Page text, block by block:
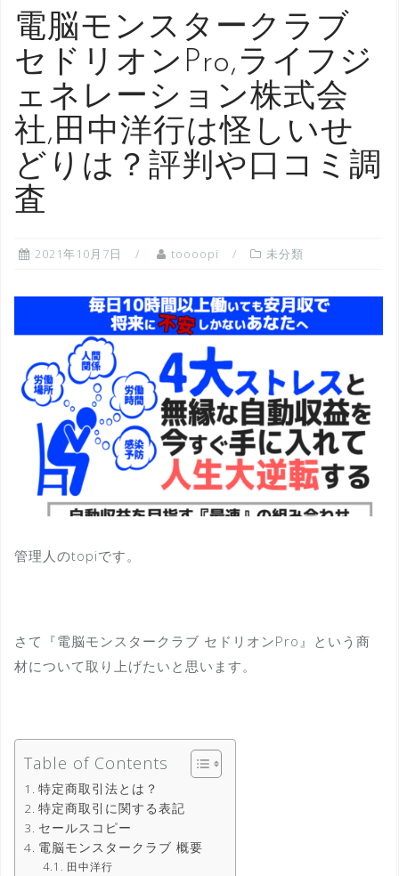
電脳モンスタークラブ
セドリオンPro,ライフジ
ェネレーション株式会
社,田中洋行は怪しいせ
どりは？評判や口コミ調
査
2021年10月7日 toooopi 未分類
管理人のtopiです。
さて『電脳モンスタークラブ セドリオンPro』という商
材について取り上げたいと思います。
Table of Contents
特定商取引法とは？
特定商取引に関する表記
セールスコピー
電脳モンスタークラブ 概要
田中洋行